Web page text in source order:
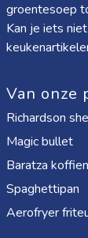
groentesoep
Kan je iets
Van onze
Richardson
Magic bullet
Baratza
Spaghettipan
Aerofryer